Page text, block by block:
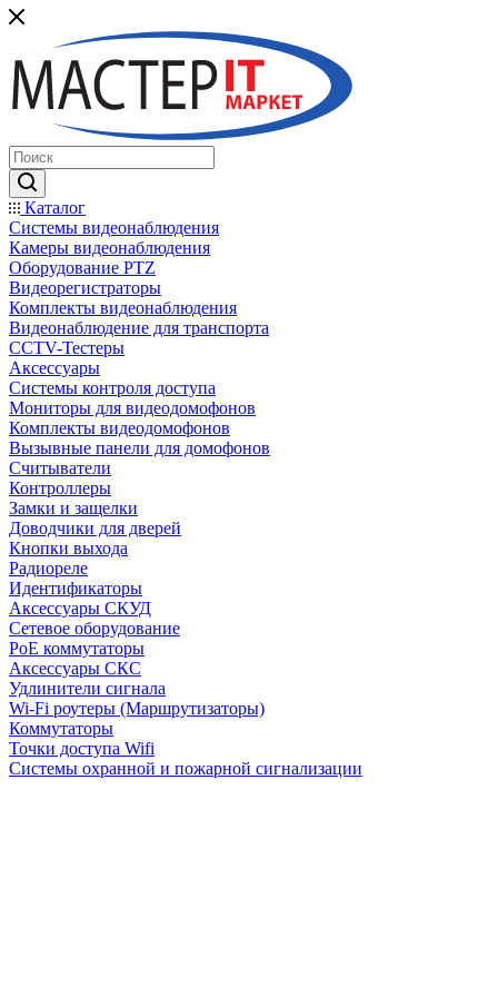
Каталог
Системы видеонаблюдения
Камеры видеонаблюдения
Оборудование PTZ
Видеорегистраторы
Комплекты видеонаблюдения
Видеонаблюдение для транспорта
CCTV-Тестеры
Аксессуары
Системы контроля доступа
Мониторы для видеодомофонов
Комплекты видеодомофонов
Вызывные панели для домофонов
Считыватели
Контроллеры
Замки и защелки
Доводчики для дверей
Кнопки выхода
Радиореле
Идентификаторы
Аксессуары СКУД
Сетевое оборудование
PoE коммутаторы
Аксессуары СКС
Удлинители сигнала
Wi-Fi роутеры (Маршрутизаторы)
Коммутаторы
Точки доступа Wifi
Системы охранной и пожарной сигнализации